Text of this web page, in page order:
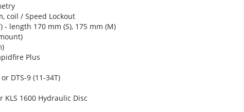
coil / Speed Lockout
- length 170 mm (S), 175 mm (M)
Plus
DTS-9 (11-34T)
KLS 1600 Hydraulic Disc